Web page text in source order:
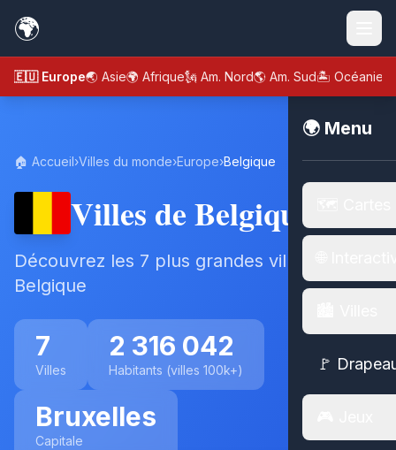
🌍
🇪🇺 Europe🌏 Asie🌍 Afrique🗽 Am. Nord🌎 Am. Sud🏝️ Océanie
🌍 Menu
🚩
🏠 Accueil›Villes du monde›Europe›Belgique
Villes de Belgique
Découvrez les 7 plus grandes villes de
Belgique
7
Villes
2 316 042
Habitants (villes 100k+)
Bruxelles
Capitale